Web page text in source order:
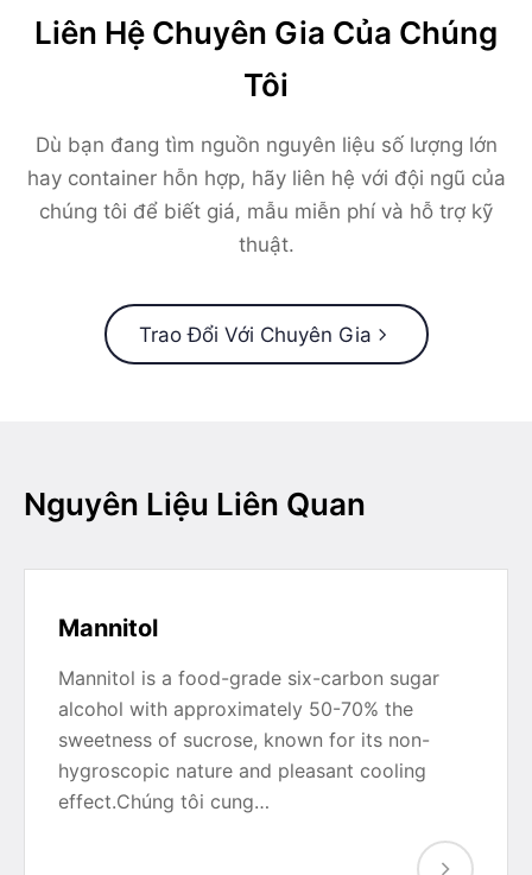
Liên Hệ Chuyên Gia Của Chúng
Tôi
Dù bạn đang tìm nguồn nguyên liệu số lượng lớn
hay container hỗn hợp, hãy liên hệ với đội ngũ của
chúng tôi để biết giá, mẫu miễn phí và hỗ trợ kỹ
thuật.
Trao Đổi Với Chuyên Gia
Nguyên Liệu Liên Quan
Mannitol
Mannitol is a food-grade six-carbon sugar
alcohol with approximately 50-70% the
sweetness of sucrose, known for its non-
hygroscopic nature and pleasant cooling
effect.Chúng tôi cung…